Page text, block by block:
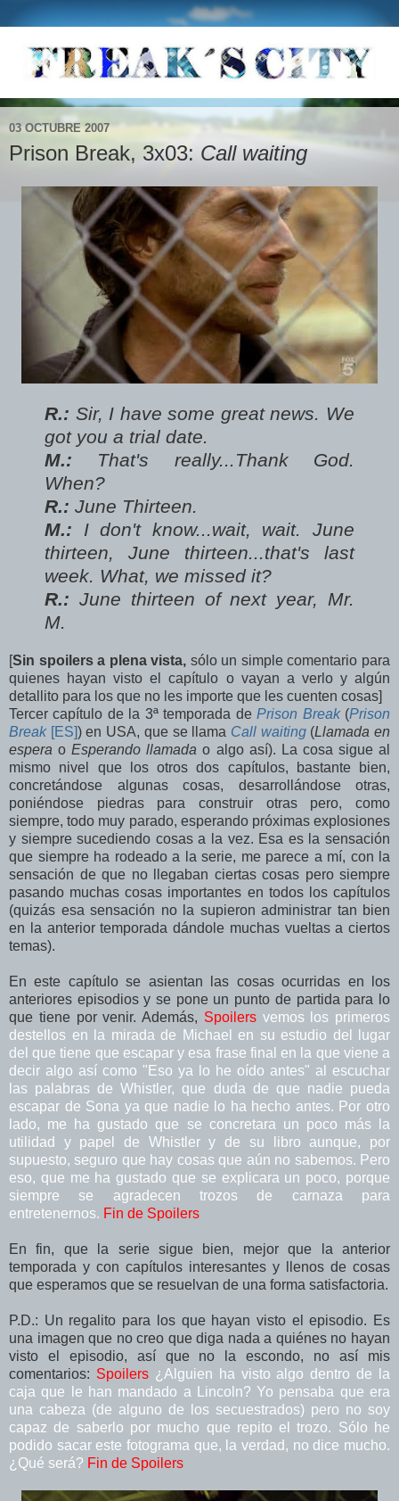
03 OCTUBRE 2007
Prison Break, 3x03: Call waiting
R.: Sir, I have some great news. We
got you a trial date.
M.: That's really...Thank God.
When?
R.: June Thirteen.
M.: I don't know...wait, wait. June
thirteen, June thirteen...that's last
week. What, we missed it?
R.: June thirteen of next year, Mr.
M.
[Sin spoilers a plena vista, sólo un simple comentario para
quienes hayan visto el capítulo o vayan a verlo y algún
detallito para los que no les importe que les cuenten cosas]
Tercer capítulo de la 3ª temporada dePrison Break(Prison
Break[ES]) en USA, que se llama Call waiting(Llamada en
espera oEsperando llamada o algo así). La cosa sigue al
mismo nivel que los otros dos capítulos, bastante bien,
concretándose algunas cosas, desarrollándose otras,
poniéndose piedras para construir otras pero, como
siempre, todo muy parado, esperando próximas explosiones
y siempre sucediendo cosas a la vez. Esa es la sensación
que siempre ha rodeado a la serie, me parece a mí, con la
sensación de que no llegaban ciertas cosas pero siempre
pasando muchas cosas importantes en todos los capítulos
(quizás esa sensación no la supieron administrar tan bien
en la anterior temporada dándole muchas vueltas a ciertos
temas).
En este capítulo se asientan las cosas ocurridas en los
anteriores episodios y se pone un punto de partida para lo
que tiene por venir. Además, Spoilersvemos los primeros
destellos en la mirada de Michael en su estudio del lugar
del que tiene que escapar y esa frase final en la que viene a
decir algo así como "Eso ya lo he oído antes" al escuchar
las palabras de Whistler, que duda de que nadie pueda
escapar de Sona ya que nadie lo ha hecho antes. Por otro
lado, me ha gustado que se concretara un poco más la
utilidad y papel de Whistler y de su libro aunque, por
supuesto, seguro que hay cosas que aún no sabemos. Pero
eso, que me ha gustado que se explicara un poco, porque
siempre se agradecen trozos de carnaza para
entretenernos. Fin de Spoilers
En fin, que la serie sigue bien, mejor que la anterior
temporada y con capítulos interesantes y llenos de cosas
que esperamos que se resuelvan de una forma satisfactoria.
P.D.: Un regalito para los que hayan visto el episodio. Es
una imagen que no creo que diga nada a quiénes no hayan
visto el episodio, así que no la escondo, no así mis
comentarios: Spoilers ¿Alguien ha visto algo dentro de la
caja que le han mandado a Lincoln? Yo pensaba que era
una cabeza (de alguno de los secuestrados) pero no soy
capaz de saberlo por mucho que repito el trozo. Sólo he
podido sacar este fotograma que, la verdad, no dice mucho.
¿Qué será? Fin de Spoilers